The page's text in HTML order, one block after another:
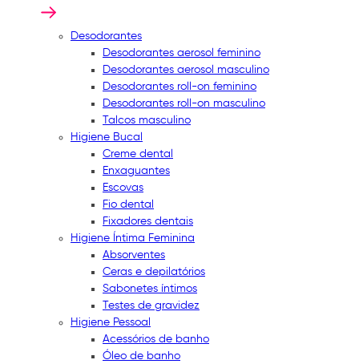
Desodorantes
Desodorantes aerosol feminino
Desodorantes aerosol masculino
Desodorantes roll-on feminino
Desodorantes roll-on masculino
Talcos masculino
Higiene Bucal
Creme dental
Enxaguantes
Escovas
Fio dental
Fixadores dentais
Higiene Íntima Feminina
Absorventes
Ceras e depilatórios
Sabonetes íntimos
Testes de gravidez
Higiene Pessoal
Acessórios de banho
Óleo de banho